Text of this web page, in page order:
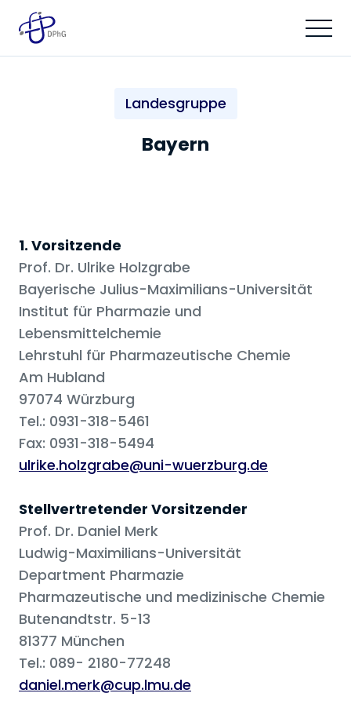
Landesgruppe
Bayern
1. Vorsitzende
Prof. Dr. Ulrike Holzgrabe
Bayerische Julius-Maximilians-Universität
Institut für Pharmazie und
Lebensmittelchemie
Lehrstuhl für Pharmazeutische Chemie
Am Hubland
97074 Würzburg
Tel.: 0931-318-5461
Fax: 0931-318-5494
ulrike.holzgrabe@uni-wuerzburg.de
Stellvertretender Vorsitzender
Prof. Dr. Daniel Merk
Ludwig-Maximilians-Universität
Department Pharmazie
Pharmazeutische und medizinische Chemie
Butenandtstr. 5-13
81377 München
Tel.: 089- 2180-77248
daniel.merk@cup.lmu.de